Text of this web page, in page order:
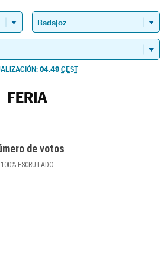
04.49 CEST
FERIA
de votos
100% ESCRUTADO